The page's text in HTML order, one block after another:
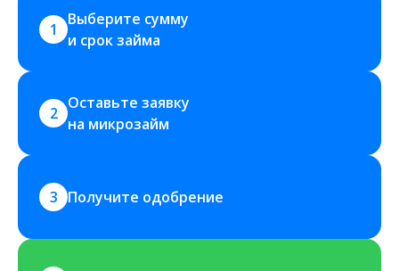
1
Выберите сумму
и срок займа
2
Оставьте заявку
на микрозайм
3 Получите одобрение